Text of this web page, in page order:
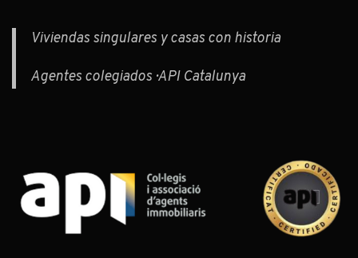
Viviendas singulares y casas con historia
Agentes colegiados · API Catalunya